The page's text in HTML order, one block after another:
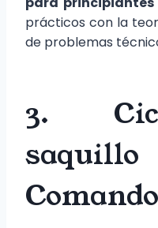
prácticos con la
de problemas
3.